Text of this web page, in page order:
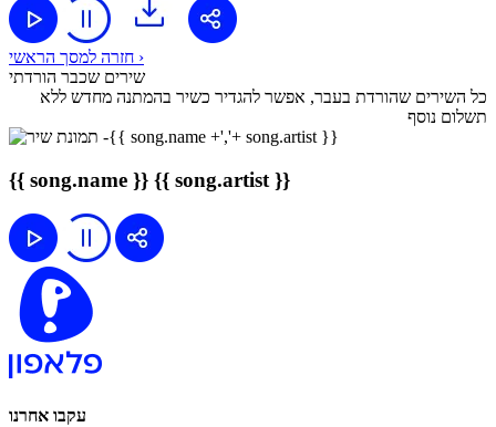
חזרה למסך הראשי ›
שירים שכבר הורדתי
כל השירים שהורדת בעבר, אפשר להגדיר כשיר בהמתנה מחדש ללא
תשלום נוסף
{{ song.name }} {{ song.artist }}
עקבו אחרנו